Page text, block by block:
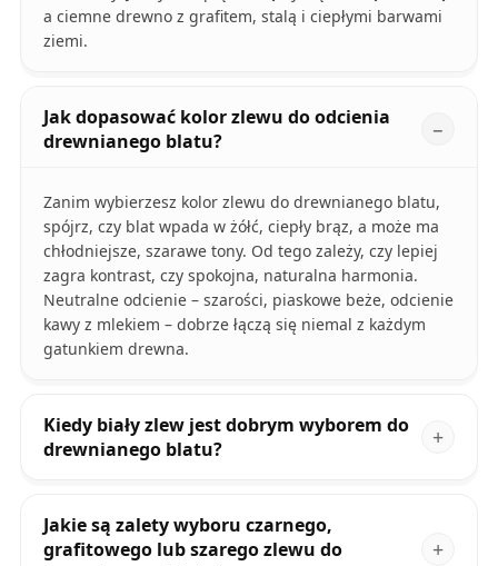
a ciemne drewno z grafitem, stalą i ciepłymi barwami
ziemi.
Jak dopasować kolor zlewu do odcienia
drewnianego blatu?
Zanim wybierzesz kolor zlewu do drewnianego blatu,
spójrz, czy blat wpada w żółć, ciepły brąz, a może ma
chłodniejsze, szarawe tony. Od tego zależy, czy lepiej
zagra kontrast, czy spokojna, naturalna harmonia.
Neutralne odcienie – szarości, piaskowe beże, odcienie
kawy z mlekiem – dobrze łączą się niemal z każdym
gatunkiem drewna.
Kiedy biały zlew jest dobrym wyborem do
drewnianego blatu?
Jakie są zalety wyboru czarnego,
grafitowego lub szarego zlewu do